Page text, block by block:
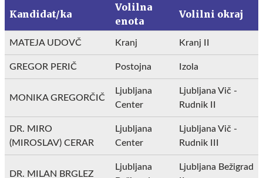
Kandidat/ka
Volilna
enota
Volilni okraj
MATEJA UDOVČ Kranj Kranj II
GREGOR PERIČ Postojna Izola
MONIKA GREGORČIČ
Ljubljana
Center
Ljubljana Vič -
Rudnik II
DR. MIRO
(MIROSLAV) CERAR
Ljubljana
Center
Ljubljana Vič -
Rudnik III
DR. MILAN BRGLEZ
Ljubljana
Ljubljana Bežigrad